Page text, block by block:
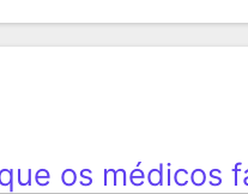
os médicos